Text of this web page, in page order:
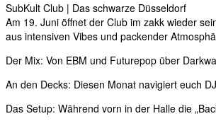
SubKult Club | Das schwarze Düsseldorf
Am 19. Juni öffnet der Club im zakk wieder
aus intensiven Vibes und packender
Der Mix: Von EBM und Futurepop über
An den Decks: Diesen Monat navigiert euch
Das Setup: Während vorn in der Halle die